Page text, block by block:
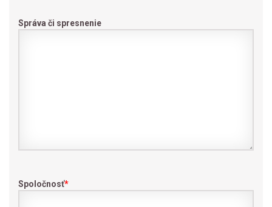
Správa či spresnenie
Spoločnosť*